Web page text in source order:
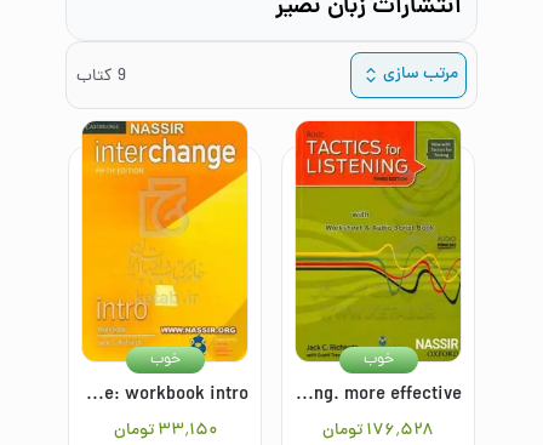
انتشارات زبان نصیر
مرتب سازی 9 کتاب
Basic tactics for listening: more listening. more testing. more effective
۱۷۶٬۵۲۸تومان
خوب
Interchange: workbook intro
۳۳٬۱۵۰ تومان
خوب